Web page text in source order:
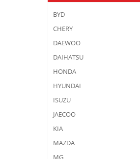
BYD
CHERY
DAEWOO
DAIHATSU
HONDA
HYUNDAI
ISUZU
JAECOO
KIA
MAZDA
MG